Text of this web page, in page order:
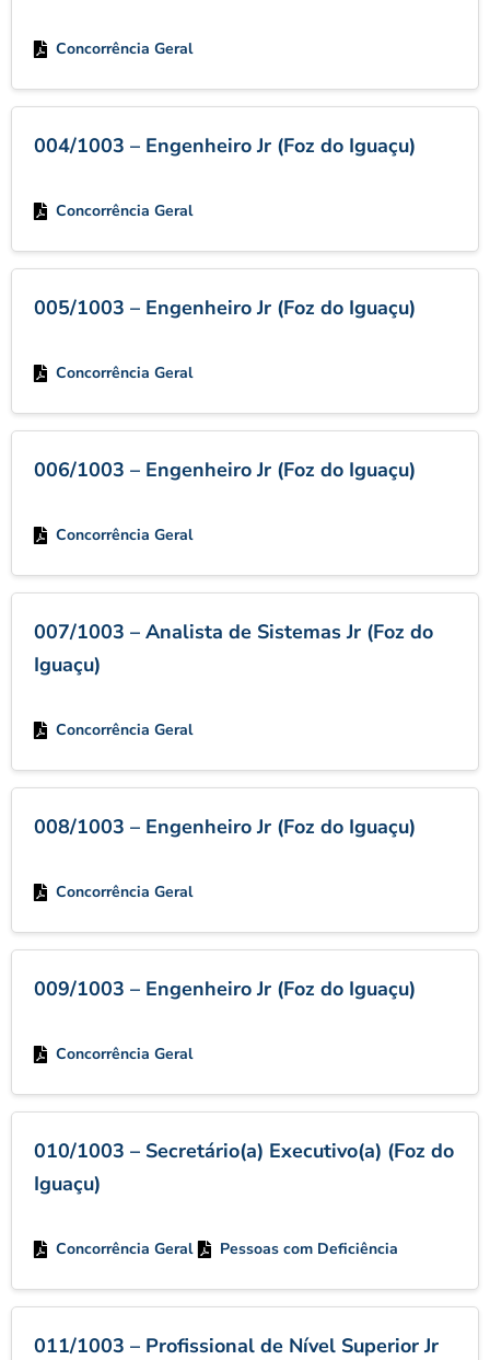
Concorrência Geral
004/1003 – Engenheiro Jr (Foz do Iguaçu)
Concorrência Geral
005/1003 – Engenheiro Jr (Foz do Iguaçu)
Concorrência Geral
006/1003 – Engenheiro Jr (Foz do Iguaçu)
Concorrência Geral
007/1003 – Analista de Sistemas Jr (Foz do
Iguaçu)
Concorrência Geral
008/1003 – Engenheiro Jr (Foz do Iguaçu)
Concorrência Geral
009/1003 – Engenheiro Jr (Foz do Iguaçu)
Concorrência Geral
010/1003 – Secretário(a) Executivo(a) (Foz do
Iguaçu)
Concorrência Geral Pessoas com Deficiência
011/1003 – Profissional de Nível Superior Jr